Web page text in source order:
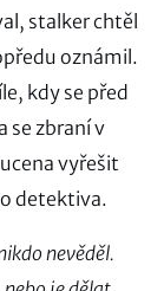
stalker chtěl
oznámil.
kdy se před
se zbraní v
vyřešit
detektiva.
nevěděl.